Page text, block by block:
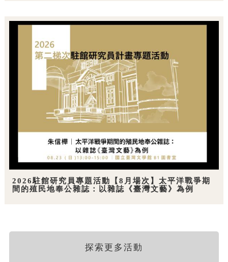
2026駐館研究員專題活動【8月場次】太平洋戰爭期
間的殖民地奉公雜誌：以雜誌《臺灣文藝》為例
探索更多活動